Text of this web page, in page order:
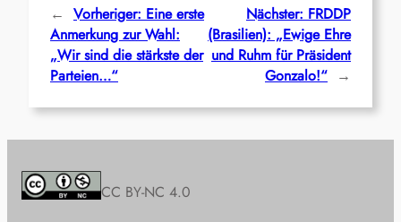
← Vorheriger: Eine erste
Anmerkung zur Wahl:
„Wir sind die stärkste der
Parteien…“
Nächster: FRDDP
(Brasilien): „Ewige Ehre
und Ruhm für Präsident
Gonzalo!“ →
CC BY-NC 4.0